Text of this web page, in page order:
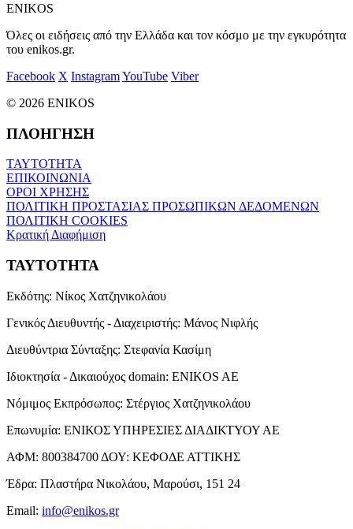
ENIKOS
Όλες οι ειδήσεις από την Ελλάδα και τον κόσμο με την εγκυρότητα
του enikos.gr.
Facebook X InstagramYouTube Viber
© 2026 ENIKOS
ΠΛΟΗΓΗΣΗ
ΤΑΥΤΟΤΗΤΑ
ΕΠΙΚΟΙΝΩΝΙΑ
ΟΡΟΙ ΧΡΗΣΗΣ
ΠΟΛΙΤΙΚΗ ΠΡΟΣΤΑΣΙΑΣ ΠΡΟΣΩΠΙΚΩΝ ΔΕΔΟΜΕΝΩΝ
ΠΟΛΙΤΙΚΗ COOKIES
Κρατική Διαφήμιση
ΤΑΥΤΟΤΗΤΑ
Εκδότης: Νίκος Χατζηνικολάου
Γενικός Διευθυντής - Διαχειριστής: Μάνος Νιφλής
Διευθύντρια Σύνταξης: Στεφανία Κασίμη
Ιδιοκτησία - Δικαιούχος domain: ENIKOS AE
Νόμιμος Εκπρόσωπος: Στέργιος Χατζηνικολάου
Επωνυμία: ΕΝΙΚΟΣ ΥΠΗΡΕΣΙΕΣ ΔΙΑΔΙΚΤΥΟΥ ΑΕ
ΑΦΜ: 800384700 ΔΟΥ: ΚΕΦΟΔΕ ΑΤΤΙΚΗΣ
Έδρα: Πλαστήρα Νικολάου, Μαρούσι, 151 24
Email: info@enikos.gr